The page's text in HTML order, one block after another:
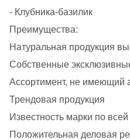
- Клубника-базилик
Преимущества:
Натуральная продукция
Собственные
Ассортимент, не имеющий
Трендовая продукция
Известность марки по
Положительная деловая